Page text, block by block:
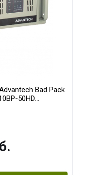
Bad Pack
50HD
1x3.5", 2xUSB,